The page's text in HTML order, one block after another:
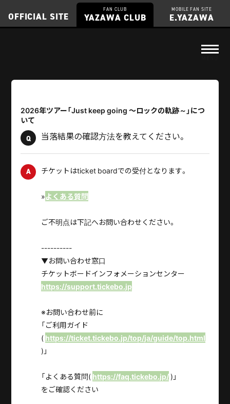
OFFICIAL SITE
FAN CLUB
YAZAWA CLUB
MOBILE FAN SITE
E.YAZAWA
2026年ツアー「Just keep going ～ロックの軌跡～」につ
いて
Q 当落結果の確認方法を教えてください。
A チケットはticket boardでの受付となります。
»よくある質問
ご不明点は下記へお問い合わせください。
----------
▼お問い合わせ窓口
チケットボードインフォメーションセンター
https://support.tickebo.jp
※お問い合わせ前に
「ご利用ガイド
( https://ticket.tickebo.jp/top/ja/guide/top.html
)」
「よくある質問( https://faq.tickebo.jp/)」
をご確認ください